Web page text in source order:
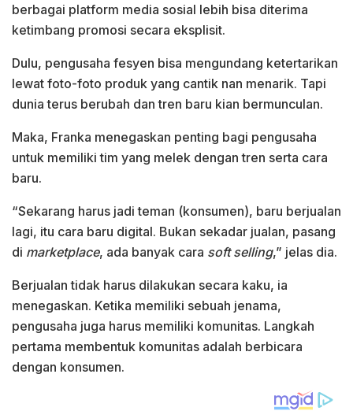
berbagai platform media sosial lebih bisa diterima
ketimbang promosi secara eksplisit.
Dulu, pengusaha fesyen bisa mengundang ketertarikan
lewat foto-foto produk yang cantik nan menarik. Tapi
dunia terus berubah dan tren baru kian bermunculan.
Maka, Franka menegaskan penting bagi pengusaha
untuk memiliki tim yang melek dengan tren serta cara
baru.
“Sekarang harus jadi teman (konsumen), baru berjualan
lagi, itu cara baru digital. Bukan sekadar jualan, pasang
di marketplace, ada banyak cara soft selling,” jelas dia.
Berjualan tidak harus dilakukan secara kaku, ia
menegaskan. Ketika memiliki sebuah jenama,
pengusaha juga harus memiliki komunitas. Langkah
pertama membentuk komunitas adalah berbicara
dengan konsumen.